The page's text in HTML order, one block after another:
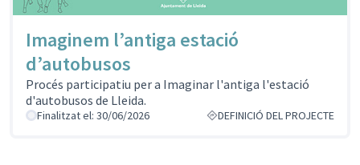
Imaginem l’antiga estació
d’autobusos
Procés participatiu per a Imaginar l'antiga l'estació
d'autobusos de Lleida.
Finalitzat el: 30/06/2026 DEFINICIÓ DEL PROJECTE